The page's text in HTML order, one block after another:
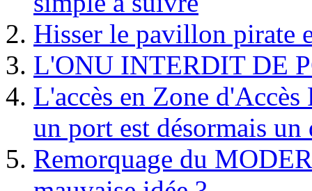
Hisser le pavillon pirate
L'ONU INTERDIT DE
L'accès en Zone
un port est désormais un
Remorquage du